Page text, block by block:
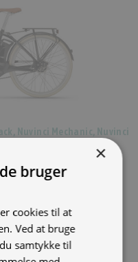
Nuvinci Mechanic, Nuvinci
×
bruger
cookies til at
Ved at bruge
samtykke til